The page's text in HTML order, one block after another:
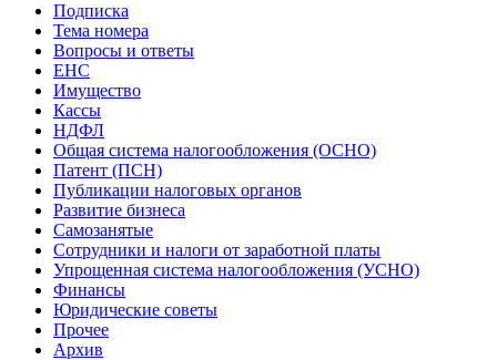
Подписка
Тема номера
Вопросы и ответы
ЕНС
Имущество
Кассы
НДФЛ
Общая система налогообложения (ОСНО)
Патент (ПСН)
Публикации налоговых органов
Развитие бизнеса
Самозанятые
Сотрудники и налоги от заработной платы
Упрощенная система налогообложения (УСНО)
Финансы
Юридические советы
Прочее
Архив